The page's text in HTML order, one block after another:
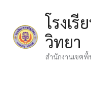
content
โรงเ
วิทยา
สำนักงานเขต